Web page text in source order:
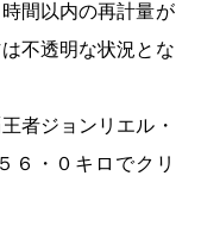
間以内の再計量が
不透明な状況とな
者ジョンリエル・
６・０キロでクリ